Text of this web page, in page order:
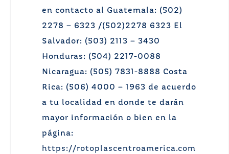
en contacto al Guatemala: (502)
2278 – 6323 /(502)2278 6323 El
Salvador: (503) 2113 – 3430
Honduras: (504) 2217-0088
Nicaragua: (505) 7831-8888 Costa
Rica: (506) 4000 – 1963 de acuerdo
a tu localidad en donde te darán
mayor información o bien en la
página:
https://rotoplascentroamerica.com